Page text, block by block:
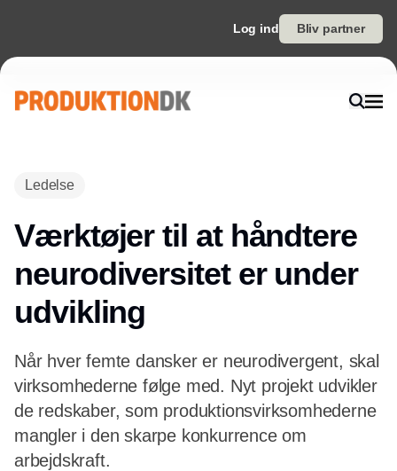
Log ind Bliv partner
Ledelse
Værktøjer til at håndtere
neurodiversitet er under
udvikling
Når hver femte dansker er neurodivergent, skal
virksomhederne følge med. Nyt projekt udvikler
de redskaber, som produktionsvirksomhederne
mangler i den skarpe konkurrence om
arbejdskraft.